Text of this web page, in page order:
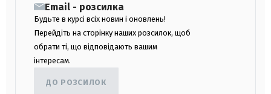
Email - розсилка
Будьте в курсі всіх новин і оновлень!
Перейдіть на сторінку наших розсилок, щоб
обрати ті, що відповідають вашим
інтересам.
ДО РОЗСИЛОК